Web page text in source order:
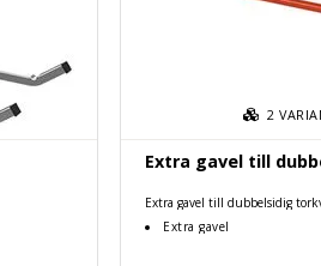
2
Extra gavel till
Extra gavel till dubbelsidig
Extra gavel